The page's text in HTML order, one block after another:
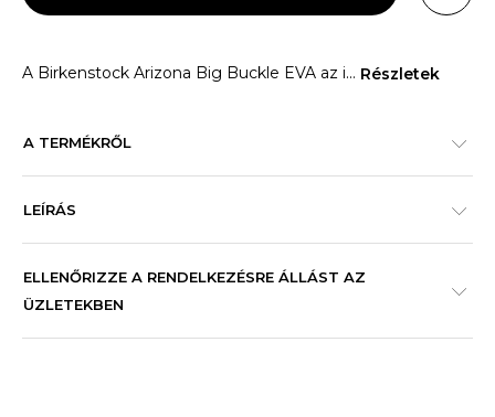
A Birkenstock Arizona Big Buckle EVA az i... Részletek
A TERMÉKRŐL
LEÍRÁS
ELLENŐRIZZE A RENDELKEZÉSRE ÁLLÁST AZ
ÜZLETEKBEN